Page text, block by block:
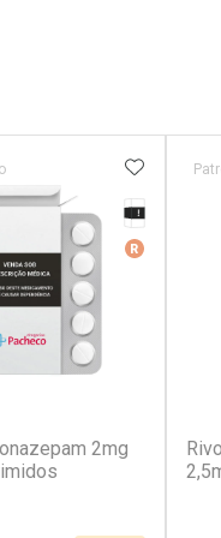
FAVORITOS
2mg
Tarja Preta